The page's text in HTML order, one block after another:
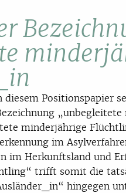
Positionspapier
minderjährige
im
im Herkunftsland und
trifft somit die
hingegen